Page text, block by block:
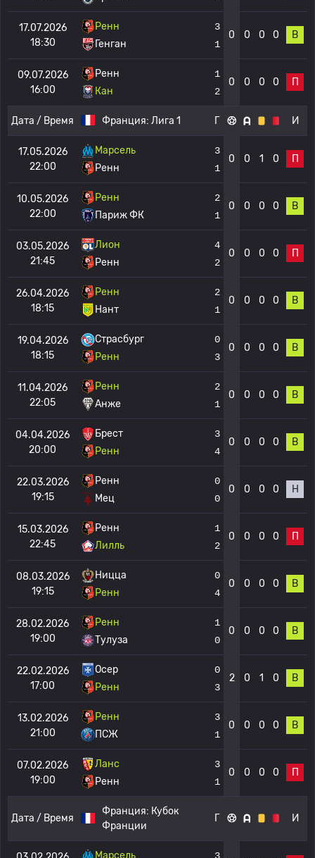
17.07.2026
18:30
Ренн
Генган
3
1
0 0 0 0 В
09.07.2026
16:00
Ренн
Кан
1
2
0 0 0 0 П
Дата / Время Франция: Лига 1 Г И
17.05.2026
22:00
Марсель
Ренн
3
1
0 0 1 0 П
10.05.2026
22:00
Ренн
Париж ФК
2
1
0 0 0 0 В
03.05.2026
21:45
Лион
Ренн
4
2
0 0 0 0 П
26.04.2026
18:15
Ренн
Нант
2
1
0 0 0 0 В
19.04.2026
18:15
Страсбург
Ренн
0
3
0 0 0 0 В
11.04.2026
22:05
Ренн
Анже
2
1
0 0 0 0 В
04.04.2026
20:00
Брест
Ренн
3
4
0 0 0 0 В
22.03.2026
19:15
Ренн
Мец
0
0
0 0 0 0 Н
15.03.2026
22:45
Ренн
Лилль
1
2
0 0 0 0 П
08.03.2026
19:15
Ницца
Ренн
0
4
0 0 0 0 В
28.02.2026
19:00
Ренн
Тулуза
1
0
0 0 0 0 В
22.02.2026
17:00
Осер
Ренн
0
3
2 0 1 0 В
13.02.2026
21:00
Ренн
ПСЖ
3
1
0 0 0 0 В
07.02.2026
19:00
Ланс
Ренн
3
1
0 0 0 0 П
Дата / Время
Франция: Кубок
Франции
Г И
Марсель
3